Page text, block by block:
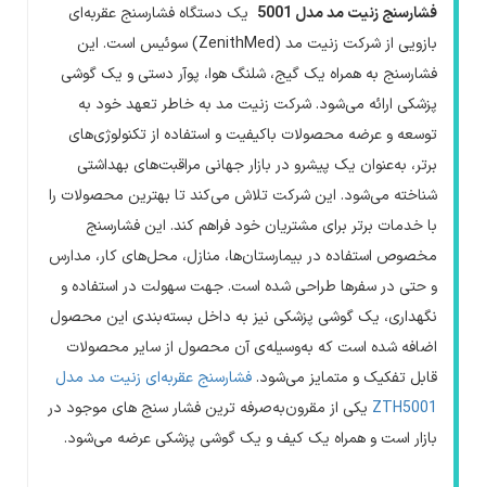
فشارسنج زنیت مد مدل 5001
یک دستگاه فشارسنج عقربه‌ای
بازویی از شرکت زنیت مد (ZenithMed) سوئیس است. این
فشارسنج به همراه یک گیج، شلنگ هوا، پوآر دستی و یک گوشی
پزشکی ارائه می‌شود. شرکت زنیت مد به خاطر تعهد خود به
توسعه و عرضه محصولات باکیفیت و استفاده از تکنولوژی‌های
برتر، به‌عنوان یک پیشرو در بازار جهانی مراقبت‌های بهداشتی
شناخته می‌شود. این شرکت تلاش می‌کند تا بهترین محصولات را
با خدمات برتر برای مشتریان خود فراهم کند. این فشارسنج
مخصوص استفاده در بیمارستان‌ها، منازل، محل‌های کار، مدارس
و حتی در سفرها طراحی شده است. جهت سهولت در استفاده و
نگهداری، یک گوشی پزشکی نیز به داخل بسته‌بندی این محصول
اضافه شده است که به‌وسیله‌ی آن محصول از سایر محصولات
قابل تفکیک و متمایز می‌شود. فشارسنج عقربه‌ای زنیت مد مدل
ZTH5001 یکی از مقرون‌به‌صرفه ترین فشار سنج های موجود در
بازار است و همراه یک کیف و یک گوشی پزشکی عرضه می‌شود.